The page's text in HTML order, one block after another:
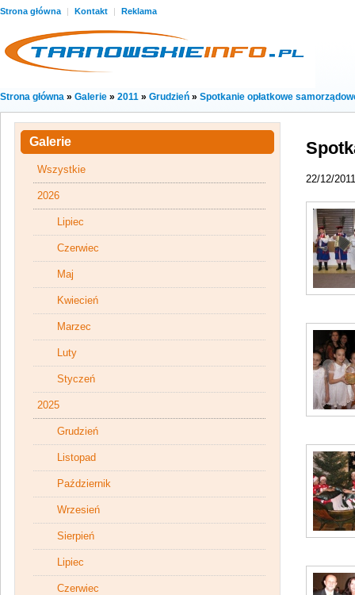
Strona główna | Kontakt | Reklama
Strona główna » Galerie » 2011 » Grudzień » Spotkanie opłatkowe
22/12/2011
Galerie
Wszystkie
2026
Lipiec
Czerwiec
Maj
Kwiecień
Marzec
Luty
Styczeń
2025
Grudzień
Listopad
Październik
Wrzesień
Sierpień
Lipiec
Czerwiec